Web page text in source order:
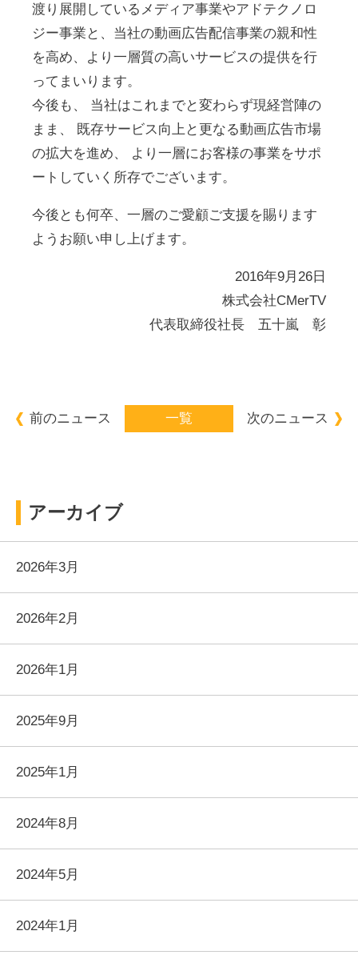
渡り展開しているメディア事業やアドテクノロ
ジー事業と、当社の動画広告配信事業の親和性
を高め、より一層質の高いサービスの提供を行
ってまいります。
今後も、 当社はこれまでと変わらず現経営陣の
まま、 既存サービス向上と更なる動画広告市場
の拡大を進め、 より一層にお客様の事業をサポ
ートしていく所存でございます。
今後とも何卒、一層のご愛顧ご支援を賜ります
ようお願い申し上げます。
2016年9月26日
株式会社CMerTV
代表取締役社長 五十嵐 彰
前のニュース 一覧 次のニュース
アーカイブ
2026年3月
2026年2月
2026年1月
2025年9月
2025年1月
2024年8月
2024年5月
2024年1月